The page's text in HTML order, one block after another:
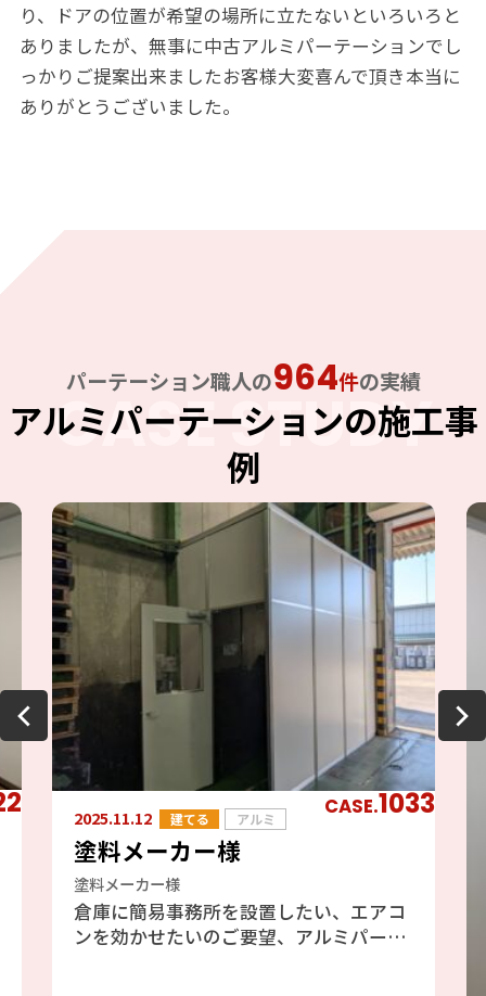
り、ドアの位置が希望の場所に立たないといろいろと
ありましたが、無事に中古アルミパーテーションでし
っかりご提案出来ましたお客様大変喜んで頂き本当に
ありがとうございました。
CASE STUDY
パーテーション職人の964件の実績
アルミパーテーションの施工事
例
CASE.1033
2025.11.12 建てる アルミ
塗料メーカー様
塗料メーカー様
倉庫に簡易事務所を設置したい、エアコ
ンを効かせたいのご要望、アルミパーテ